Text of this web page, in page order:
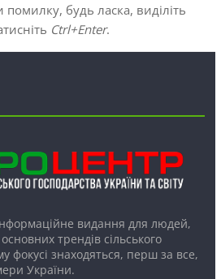
будь ласка, виділіть
Ctrl+Enter.
видання для людей,
трендів сільського
фокусі знаходяться, перш за все,
України.